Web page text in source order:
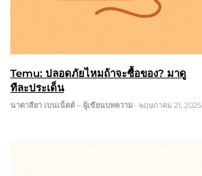
Temu: ปลอดภัยไหมถ้าจะซื้อของ? มาดู
ทีละประเด็น
นาตาลียา เบนเน็ตต์ – ผู้เขียนบทความ • พฤษภาคม 21, 2025